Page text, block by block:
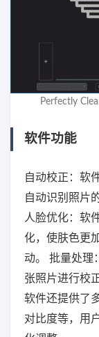
Perfectly
软件功能
自动校正：软
自动识别照片
人脸优化：软
化，使肤色更
动。 批量处理
张照片进行校
软件还提供了
对比度等，用